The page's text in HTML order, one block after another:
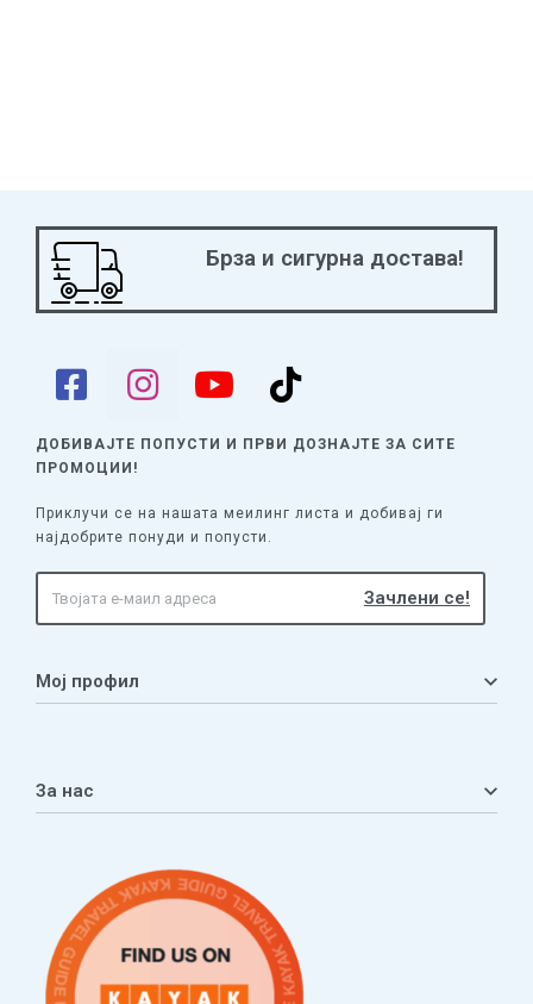
Брза и сигурна достава!
ДОБИВАЈТЕ ПОПУСТИ И ПРВИ ДОЗНАЈТЕ ЗА СИТЕ
ПРОМОЦИИ!
Приклучи се на нашата меилинг листа и добивај ги
најдобрите понуди и попусти.
Мој профил
Листа на желби
За нас
Услови за плаќање и испорака
Наши партнери